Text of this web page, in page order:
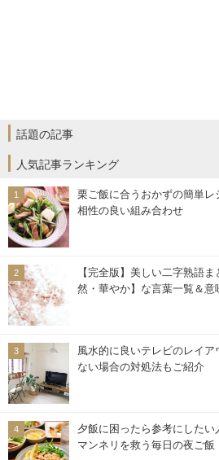
話題の記事
人気記事ランキング
栗ご飯に合うおかずの簡単レ
相性の良い組み合わせ
【完全版】美しい二字熟語
然・華やか】な言葉一覧＆意
風水的に良いテレビのレイ
ない場合の対処法もご紹介
夕飯に困ったら参考にしたい
マンネリを救う毎日の夜ご飯